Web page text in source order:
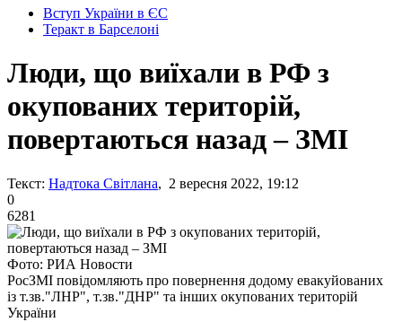
Вступ України в ЄС
Теракт в Барселоні
Люди, що виїхали в РФ з
окупованих територій,
повертаються назад – ЗМІ
Текст: Надтока Світлана, 2 вересня 2022, 19:12
0
6281
Фото: РИА Новости
РосЗМІ повідомляють про повернення додому евакуйованих
із т.зв."ЛНР", т.зв."ДНР" та інших окупованих територій
України